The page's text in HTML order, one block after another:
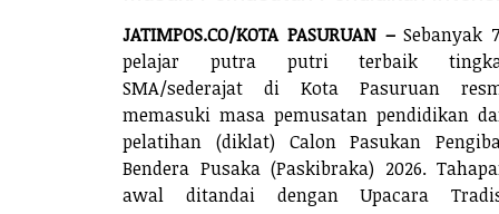
JATIMPOS.CO/KOTA PASURUAN –Sebanyak
pelajar putra putri terbaik
SMA/sederajat di Kota Pasuruan
memasuki masa pemusatan pendidikan
pelatihan (diklat) Calon Pasukan
Bendera Pusaka (Paskibraka) 2026.
awal ditandai dengan Upacara